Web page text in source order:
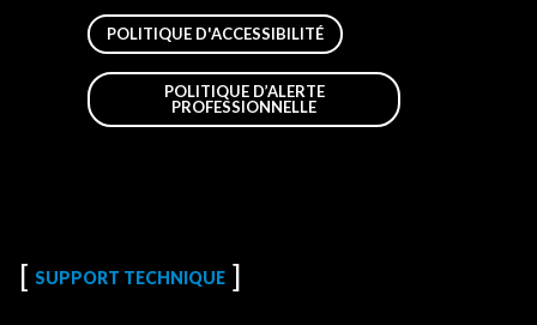
POLITIQUE D'ACCESSIBILITÉ
POLITIQUE D’ALERTE
PROFESSIONNELLE
SUPPORT TECHNIQUE